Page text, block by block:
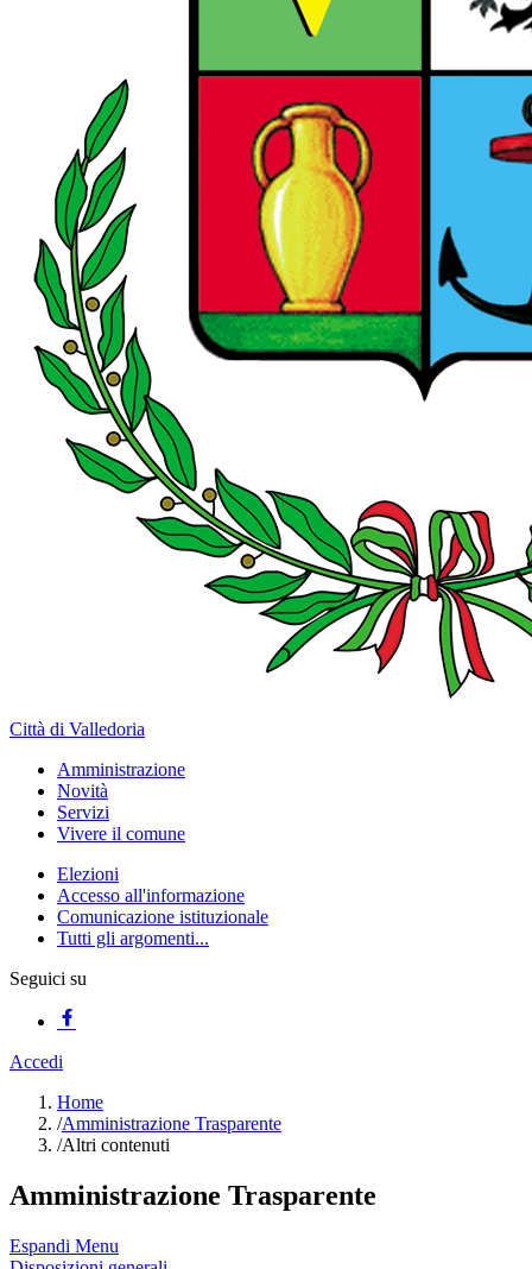
Città di Valledoria
Amministrazione
Novità
Servizi
Vivere il comune
Elezioni
Accesso all'informazione
Comunicazione istituzionale
Tutti gli argomenti...
Seguici su
Accedi
Home
/Amministrazione Trasparente
/Altri contenuti
Amministrazione Trasparente
Espandi Menu